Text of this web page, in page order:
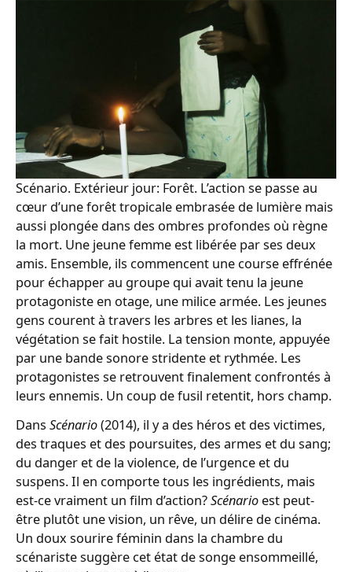
Scénario. Extérieur jour: Forêt. L’action se passe au
cœur d’une forêt tropicale embrasée de lumière mais
aussi plongée dans des ombres profondes où règne
la mort. Une jeune femme est libérée par ses deux
amis. Ensemble, ils commencent une course effrénée
pour échapper au groupe qui avait tenu la jeune
protagoniste en otage, une milice armée. Les jeunes
gens courent à travers les arbres et les lianes, la
végétation se fait hostile. La tension monte, appuyée
par une bande sonore stridente et rythmée. Les
protagonistes se retrouvent finalement confrontés à
leurs ennemis. Un coup de fusil retentit, hors champ.
DansScénario(2014), il y a des héros et des victimes,
des traques et des poursuites, des armes et du sang;
du danger et de la violence, de l’urgence et du
suspens. Il en comporte tous les ingrédients, mais
est-ce vraiment un film d’action?Scénario est peut-
être plutôt une vision, un rêve, un délire de cinéma.
Un doux sourire féminin dans la chambre du
scénariste suggère cet état de songe ensommeillé,